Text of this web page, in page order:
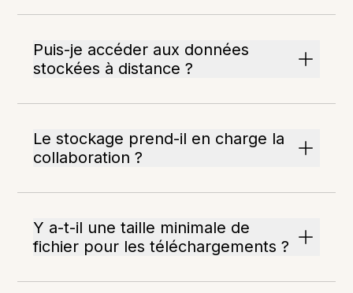
Puis-je accéder aux données
stockées à distance ?
Le stockage prend-il en charge la
collaboration ?
Y a-t-il une taille minimale de
fichier pour les téléchargements ?